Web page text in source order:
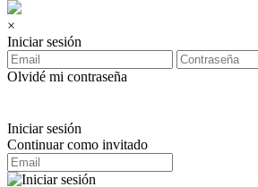
×
Iniciar sesión
Olvidé mi contraseña
Iniciar sesión
Continuar como invitado